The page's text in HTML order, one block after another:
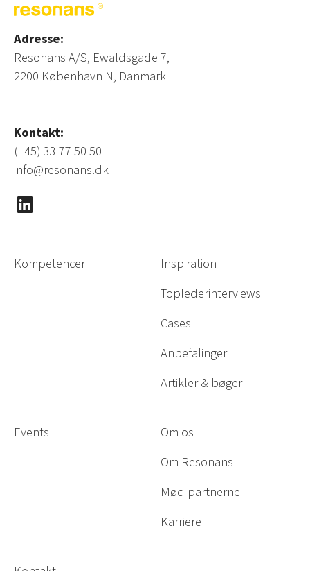
Adresse:
Resonans A/S, Ewaldsgade 7,
2200 København N, Danmark
Kontakt:
(+45) 33 77 50 50
info@resonans.dk
Kompetencer
Inspiration
Toplederinterviews
Cases
Anbefalinger
Artikler & bøger
Events
Om os
Om Resonans
Mød partnerne
Karriere